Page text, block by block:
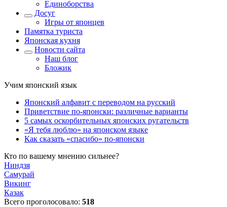
Единоборства
Досуг
Игры от японцев
Памятка туриста
Японская кухня
Новости сайта
Наш блог
Бложик
Учим японский язык
Японский алфавит с переводом на русский
Приветствие по-японски: различные варианты
5 самых оскорбительных японских ругательств
«Я тебя люблю» на японском языке
Как сказать «спасибо» по-японски
Кто по вашему мнению сильнее?
Ниндзя
Самурай
Викинг
Казак
Всего проголосовало: 518